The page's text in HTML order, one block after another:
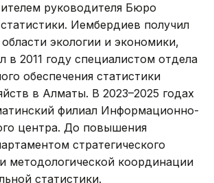
руководителя Бюро
Иембердиев получил
экологии и экономики,
в 2011 году специалистом отдела
обеспечения статистики
в Алматы. В 2023–2025 годах
филиал Информационно-
центра. До повышения
стратегического
методологической координации
статистики.